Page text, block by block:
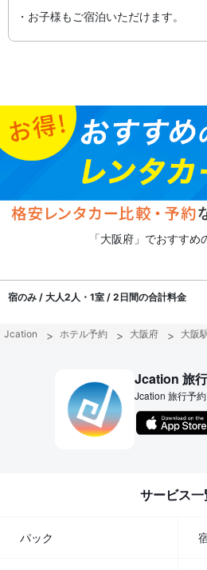
・お子様もご宿泊いただけます。
「大阪府」でおすすめ
宿のみ / 大人2人・1室 / 2日間の合計料金
Jcation ホテル予約 大阪府 大阪
Jcation 旅
Jcation 旅行予約
サービス一
パック